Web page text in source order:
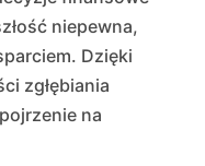
niepewna,
Dzięki
zgłębiania
na